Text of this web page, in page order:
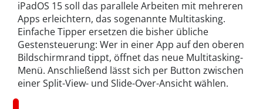
iPadOS 15 soll das parallele Arbeiten mit mehreren
Apps erleichtern, das sogenannte Multitasking.
Einfache Tipper ersetzen die bisher übliche
Gestensteuerung: Wer in einer App auf den oberen
Bildschirmrand tippt, öffnet das neue Multitasking-
Menü. Anschließend lässt sich per Button zwischen
einer Split-View- und Slide-Over-Ansicht wählen.